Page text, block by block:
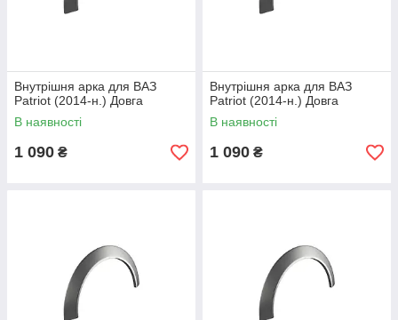
Внутрішня арка для ВАЗ
Patriot (2014-н.) Довга
В наявності
1 090 ₴
Внутрішня арка для ВАЗ
Patriot (2014-н.) Довга
В наявності
1 090 ₴